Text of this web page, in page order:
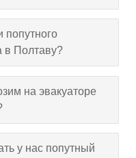
попутного
в Полтаву?
на эвакуаторе
у нас попутный